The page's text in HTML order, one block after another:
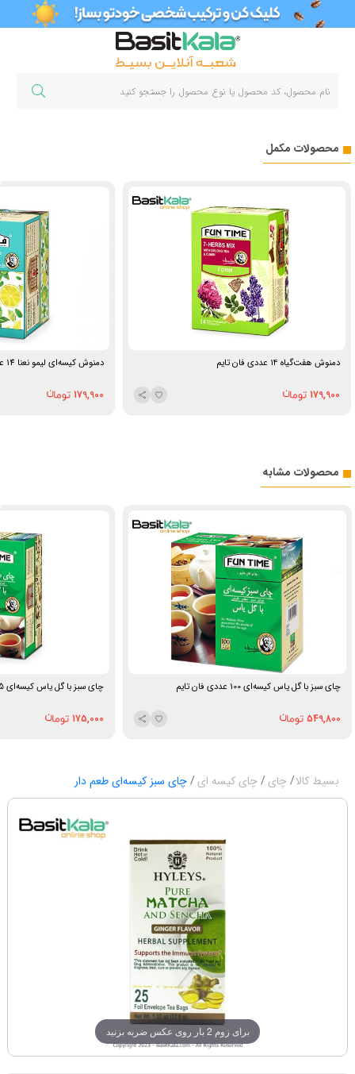
محصولات مکمل
دمنوش هفت‌گیاه ۱۴ عددی فان تایم
179,900
دمنوش کیسه‌ای لیمو نعنا 14 عددی فان تایم
179,900
محصولات مشابه
چای سبز با گل یاس کیسه‌ای 100 عددی فان تایم
549,800
چای سبز با گل یاس کیسه‌ای 25 عددی فان تایم
175,000
بسیط کالا چای چای کیسه ای چای سبز کیسه‌ای طعم دار
برای زوم 2 بار روی عکس ضربه بزنید